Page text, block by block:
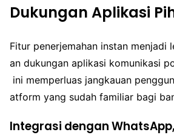
Dukungan Aplikasi
Fitur penerjemahan instan menjadi
an dukungan aplikasi komunikasi
ini memperluas jangkauan
atform yang sudah familiar bagi
Integrasi dengan